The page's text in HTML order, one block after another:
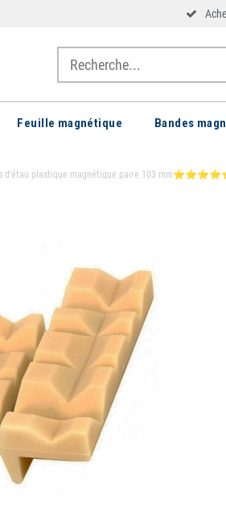
Feuille magnétique Bandes
d'étau plastique magnétique paire 103